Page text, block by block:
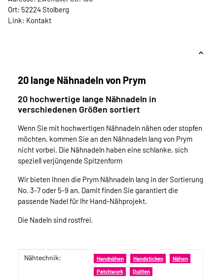
Ort: 52224 Stolberg
Link: Kontakt
20 lange Nähnadeln von Prym
20 hochwertige lange Nähnadeln in
verschiedenen Größen sortiert
Wenn Sie mit hochwertigen Nähnadeln nähen oder stopfen
möchten, kommen Sie an den Nähnadeln lang von Prym
nicht vorbei. Die Nähnadeln haben eine schlanke, sich
speziell verjüngende Spitzenform
Wir bieten Ihnen die Prym Nähnadeln lang in der Sortierung
No. 3-7 oder 5-9 an. Damit finden Sie garantiert die
passende Nadel für Ihr Hand-Nähprojekt.
Die Nadeln sind rostfrei.
Produkteigenschaft
Wert
Nähtechnik: Handnähen Handsticken Nähen
Patchwork Quilten